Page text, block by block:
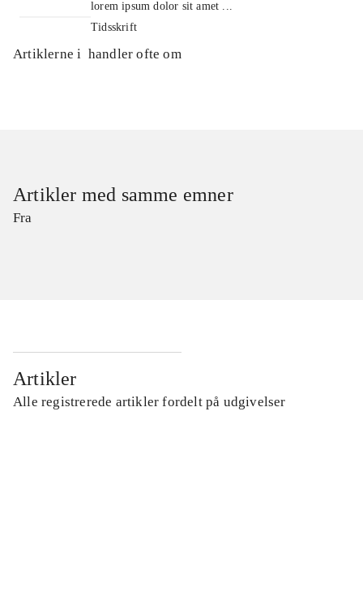
lorem ipsum dolor sit amet ...
Tidsskrift
Artiklerne i handler ofte om
Artikler med samme emner
Fra
Artikler
Alle registrerede artikler fordelt på udgivelser